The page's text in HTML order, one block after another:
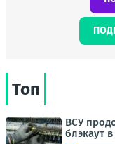
Топ
ВСУ
блэкаут